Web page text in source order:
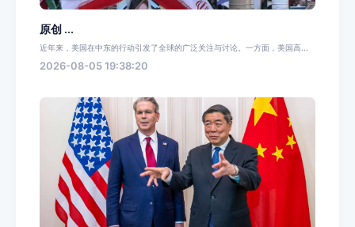
原创 ...
近年来，美国在中东的行动引发了全球的广泛关注与讨论。一方面，美国高...
2026-08-05 19:38:20